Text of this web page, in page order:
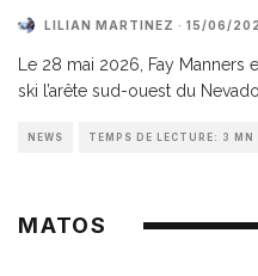
LILIAN MARTINEZ · 15/06/
Le 28 mai 2026, Fay
ski l’arête sud-ouest du
NEWS TEMPS DE LECTURE: 3 MN
MATOS